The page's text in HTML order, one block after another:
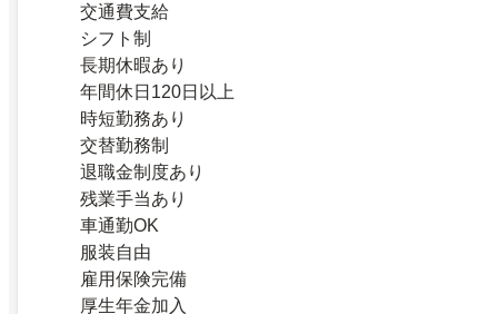
交通費支給
シフト制
長期休暇あり
年間休日120日以上
時短勤務あり
交替勤務制
退職金制度あり
残業手当あり
車通勤OK
服装自由
雇用保険完備
厚生年金加入